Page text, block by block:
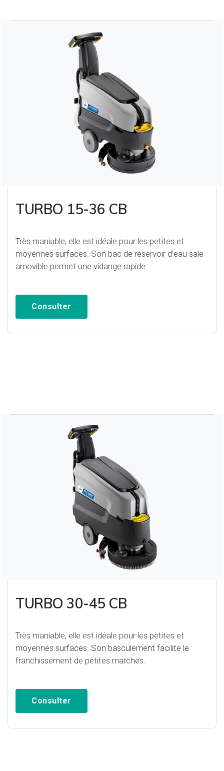
TURBO 15-36 CB
Très maniable, elle est idéale pour les petites et
moyennes surfaces. Son bac de réservoir d’eau sale
amovible permet une vidange rapide.
Consulter
TURBO 30-45 CB
Très maniable, elle est idéale pour les petites et
moyennes surfaces. Son basculement facilite le
franchissement de petites marches.
Consulter